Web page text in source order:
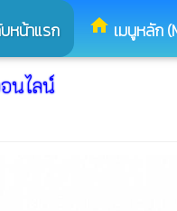
หน้าแรก home เมนูหลัก
นไลน์